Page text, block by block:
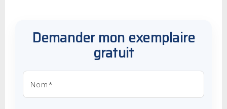
Demander mon exemplaire
gratuit